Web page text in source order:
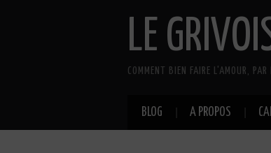
LE
COMMENT BIEN FAIRE L'AMOUR, PAR
BLOG A PROPOS